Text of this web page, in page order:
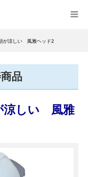
が涼しい 風雅ヘッド2
品
涼しい 風雅